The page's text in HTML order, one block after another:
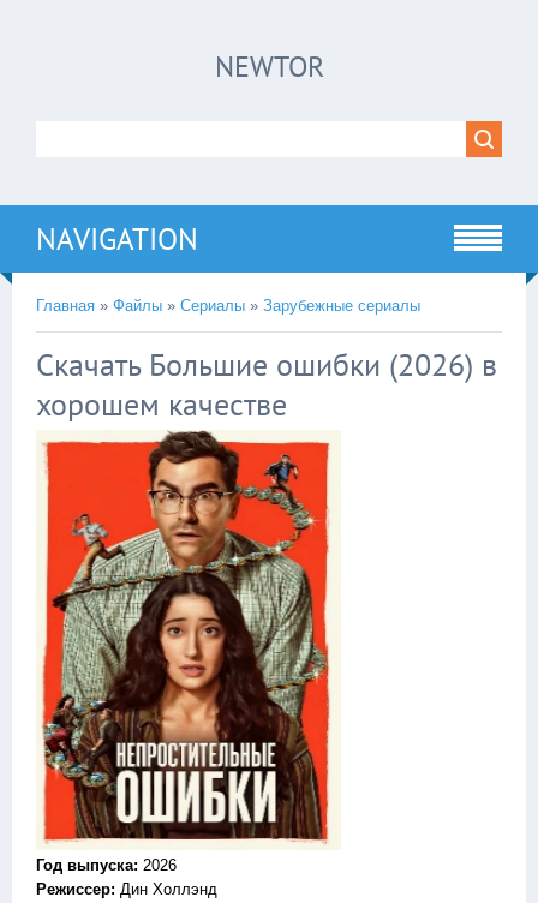
NEWTOR
NAVIGATION
Главная » Файлы » Сериалы » Зарубежные сериалы
Скачать Большие ошибки (2026) в
хорошем качестве
Год выпуска: 2026
Режиссер: Дин Холлэнд
!!!Если Вы с телефона сперва нажмите на